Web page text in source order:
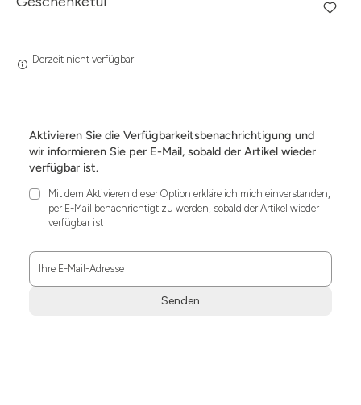
Derzeit nicht verfügbar
Aktivieren Sie die Verfügbarkeitsbenachrichtigung und
wir informieren Sie per E-Mail, sobald der Artikel wieder
verfügbar ist.
Mit dem Aktivieren dieser Option erkläre ich mich einverstanden,
per E-Mail benachrichtigt zu werden, sobald der Artikel wieder
verfügbar ist
Ihre E-Mail-Adresse
Senden